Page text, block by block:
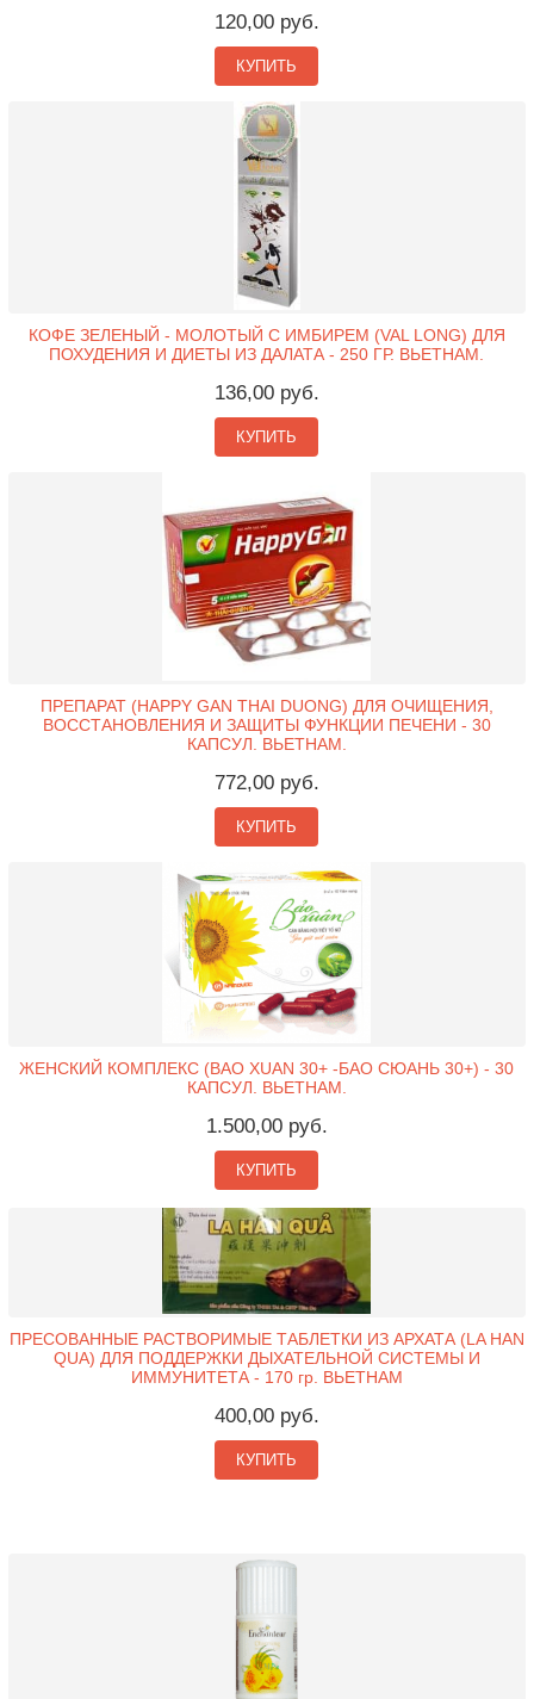
120,00 руб.
КУПИТЬ
КОФЕ ЗЕЛЕНЫЙ - МОЛОТЫЙ С ИМБИРЕМ (VAL LONG) ДЛЯ
ПОХУДЕНИЯ И ДИЕТЫ ИЗ ДАЛАТА - 250 ГР. ВЬЕТНАМ.
136,00 руб.
КУПИТЬ
ПРЕПАРАТ (HAPPY GAN THAI DUONG) ДЛЯ ОЧИЩЕНИЯ,
ВОССТАНОВЛЕНИЯ И ЗАЩИТЫ ФУНКЦИИ ПЕЧЕНИ - 30
КАПСУЛ. ВЬЕТНАМ.
772,00 руб.
КУПИТЬ
ЖЕНСКИЙ КОМПЛЕКС (BAO XUAN 30+ -БАО СЮАНЬ 30+) - 30
КАПСУЛ. ВЬЕТНАМ.
1.500,00 руб.
КУПИТЬ
ПРЕСОВАННЫЕ РАСТВОРИМЫЕ ТАБЛЕТКИ ИЗ АРХАТА (LA HAN
QUA) ДЛЯ ПОДДЕРЖКИ ДЫХАТЕЛЬНОЙ СИСТЕМЫ И
ИММУНИТЕТА - 170 гр. ВЬЕТНАМ
400,00 руб.
КУПИТЬ